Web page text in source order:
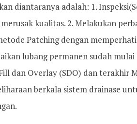
diantaranya adalah: 1.
kualitas. 2. Melakukan
Patching dengan
lubang permanen sudah
dan Overlay (SDO) dan terakhir
berkala sistem drainase